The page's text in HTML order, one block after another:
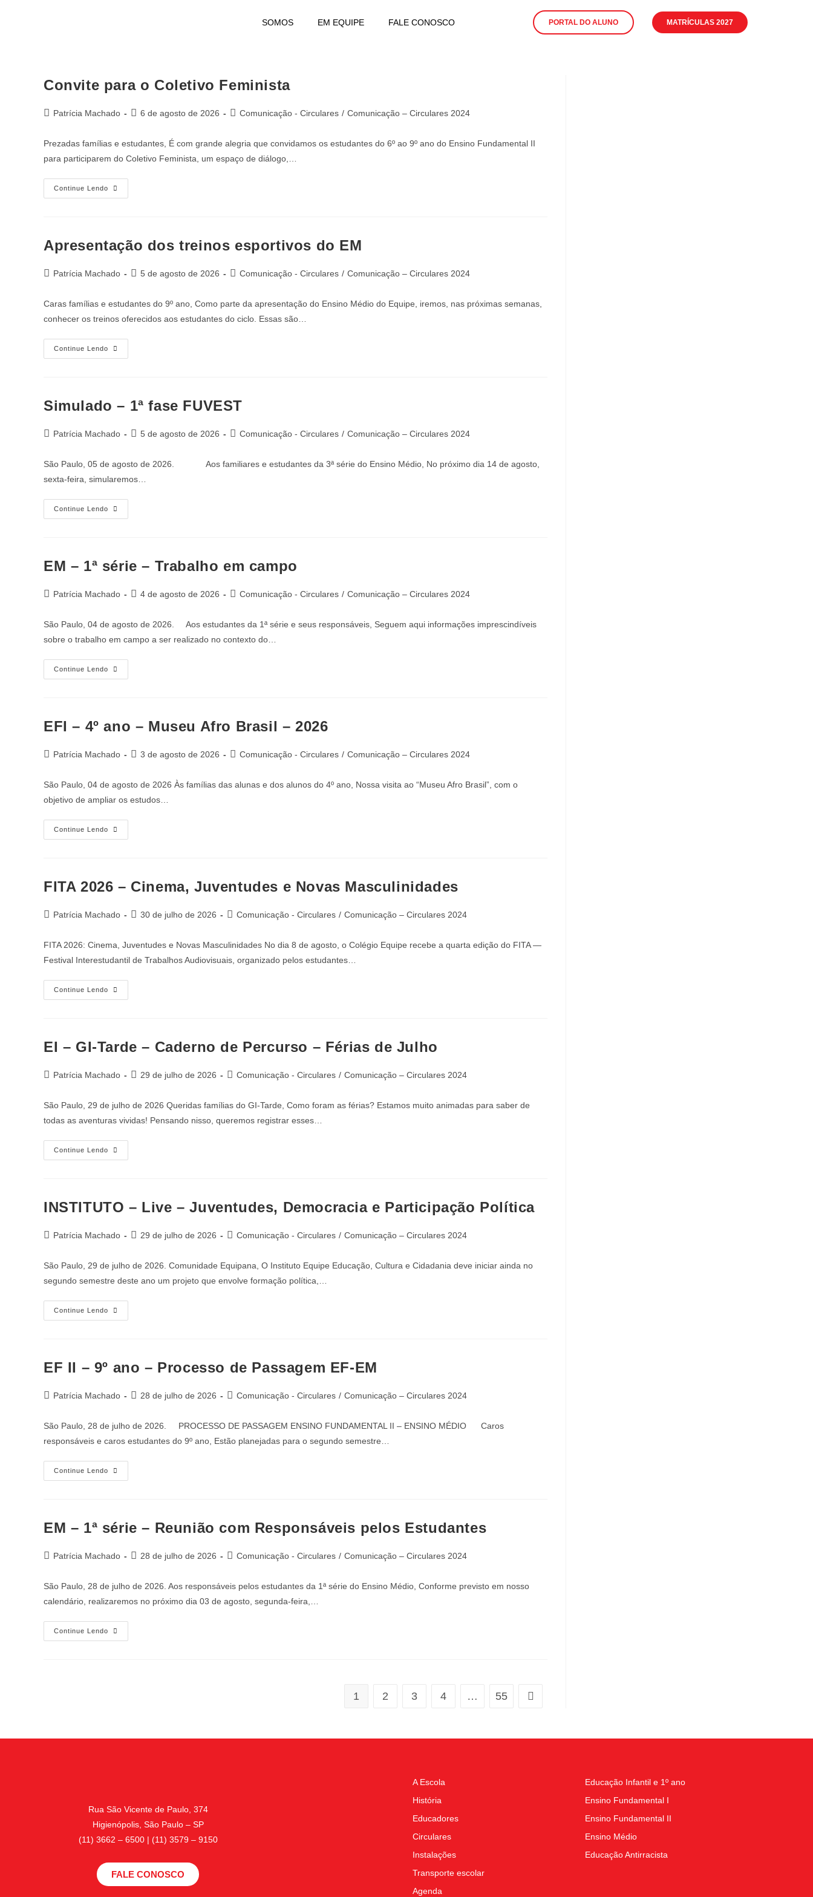
SOMOS EM EQUIPE FALE CONOSCO PORTAL DO ALUNO MATRÍCULAS 2027
Convite para o Coletivo Feminista
Patrícia Machado 6 de agosto de 2026 Comunicação - Circulares / Comunicação – Circulares 2024
Prezadas famílias e estudantes, É com grande alegria que convidamos os estudantes do 6º ao 9º ano do Ensino Fundamental II
para participarem do Coletivo Feminista, um espaço de diálogo,…
Continue Lendo
Apresentação dos treinos esportivos do EM
Patrícia Machado 5 de agosto de 2026 Comunicação - Circulares / Comunicação – Circulares 2024
Caras famílias e estudantes do 9º ano, Como parte da apresentação do Ensino Médio do Equipe, iremos, nas próximas semanas,
conhecer os treinos oferecidos aos estudantes do ciclo. Essas são…
Continue Lendo
Simulado – 1ª fase FUVEST
Patrícia Machado 5 de agosto de 2026 Comunicação - Circulares / Comunicação – Circulares 2024
São Paulo, 05 de agosto de 2026. Aos familiares e estudantes da 3ª série do Ensino Médio, No próximo dia 14 de agosto,
sexta-feira, simularemos…
Continue Lendo
EM – 1ª série – Trabalho em campo
Patrícia Machado 4 de agosto de 2026 Comunicação - Circulares / Comunicação – Circulares 2024
São Paulo, 04 de agosto de 2026. Aos estudantes da 1ª série e seus responsáveis, Seguem aqui informações imprescindíveis
sobre o trabalho em campo a ser realizado no contexto do…
Continue Lendo
EFI – 4º ano – Museu Afro Brasil – 2026
Patrícia Machado 3 de agosto de 2026 Comunicação - Circulares / Comunicação – Circulares 2024
São Paulo, 04 de agosto de 2026 Às famílias das alunas e dos alunos do 4º ano, Nossa visita ao “Museu Afro Brasil”, com o
objetivo de ampliar os estudos…
Continue Lendo
FITA 2026 – Cinema, Juventudes e Novas Masculinidades
Patrícia Machado 30 de julho de 2026 Comunicação - Circulares / Comunicação – Circulares 2024
FITA 2026: Cinema, Juventudes e Novas Masculinidades No dia 8 de agosto, o Colégio Equipe recebe a quarta edição do FITA —
Festival Interestudantil de Trabalhos Audiovisuais, organizado pelos estudantes…
Continue Lendo
EI – GI-Tarde – Caderno de Percurso – Férias de Julho
Patrícia Machado 29 de julho de 2026 Comunicação - Circulares / Comunicação – Circulares 2024
São Paulo, 29 de julho de 2026 Queridas famílias do GI-Tarde, Como foram as férias? Estamos muito animadas para saber de
todas as aventuras vividas! Pensando nisso, queremos registrar esses…
Continue Lendo
INSTITUTO – Live – Juventudes, Democracia e Participação Política
Patrícia Machado 29 de julho de 2026 Comunicação - Circulares / Comunicação – Circulares 2024
São Paulo, 29 de julho de 2026. Comunidade Equipana, O Instituto Equipe Educação, Cultura e Cidadania deve iniciar ainda no
segundo semestre deste ano um projeto que envolve formação política,…
Continue Lendo
EF II – 9º ano – Processo de Passagem EF-EM
Patrícia Machado 28 de julho de 2026 Comunicação - Circulares / Comunicação – Circulares 2024
São Paulo, 28 de julho de 2026. PROCESSO DE PASSAGEM ENSINO FUNDAMENTAL II – ENSINO MÉDIO Caros
responsáveis e caros estudantes do 9º ano, Estão planejadas para o segundo semestre…
Continue Lendo
EM – 1ª série – Reunião com Responsáveis pelos Estudantes
Patrícia Machado 28 de julho de 2026 Comunicação - Circulares / Comunicação – Circulares 2024
São Paulo, 28 de julho de 2026. Aos responsáveis pelos estudantes da 1ª série do Ensino Médio, Conforme previsto em nosso
calendário, realizaremos no próximo dia 03 de agosto, segunda-feira,…
Continue Lendo
1 2 3 4 … 55
Rua São Vicente de Paulo, 374
Higienópolis, São Paulo – SP
(11) 3662 – 6500 | (11) 3579 – 9150
FALE CONOSCO
A Escola
História
Educadores
Circulares
Instalações
Transporte escolar
Agenda
Educação Infantil e 1º ano
Ensino Fundamental I
Ensino Fundamental II
Ensino Médio
Educação Antirracista